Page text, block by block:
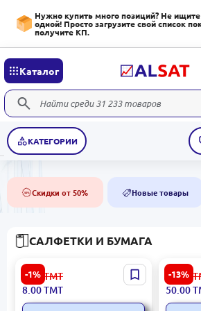
Нужно купить много позиций? Не
одной! Просто загрузите свой список
получите КП.
Каталог
КАТЕГОРИИ
50% Скидки от 50% NEW Новые товары
САЛФЕТКИ И БУМАГА
-1%
NESIP Orhideýa | Влажные
салфетки 120 штук
8.10 ТМТ
8.00ТМТ
-13%
MONA
58.00
50.00